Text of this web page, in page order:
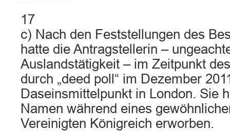
17
c) Nach den Feststellungen des
hatte die Antragstellerin –
Auslandstätigkeit – im Zeitpunkt
durch „deed poll“ im Dezember
Daseinsmittelpunkt in London. Sie
Namen während eines
Vereinigten Königreich erworben.